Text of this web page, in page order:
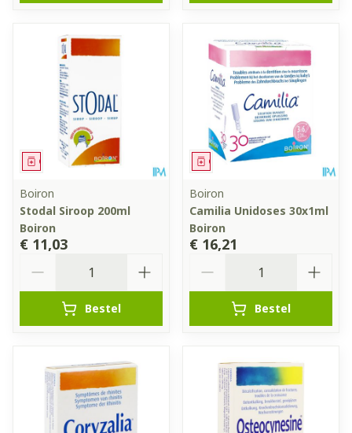
Geneesmiddel
Boiron
Stodal Siroop 200ml
Boiron
€ 11,03
Bestel
Geneesmiddel
Boiron
Camilia Unidoses 30x1ml
Boiron
€ 16,21
Bestel